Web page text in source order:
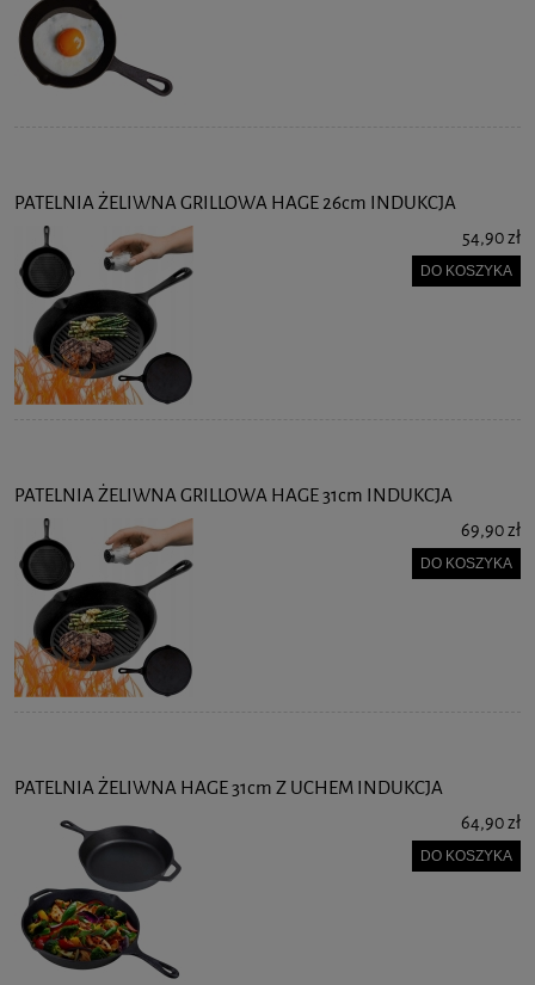
PATELNIA ŻELIWNA GRILLOWA HAGE 26cm INDUKCJA
54,90 zł
DO KOSZYKA
PATELNIA ŻELIWNA GRILLOWA HAGE 31cm INDUKCJA
69,90 zł
DO KOSZYKA
PATELNIA ŻELIWNA HAGE 31cm Z UCHEM INDUKCJA
64,90 zł
DO KOSZYKA